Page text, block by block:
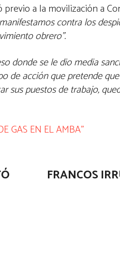
a la movilización a
contra los
obrero”.
donde se le dio media
de acción que pretende
sus puestos de trabajo,
GAS EN EL AMBA”
FRANCOS